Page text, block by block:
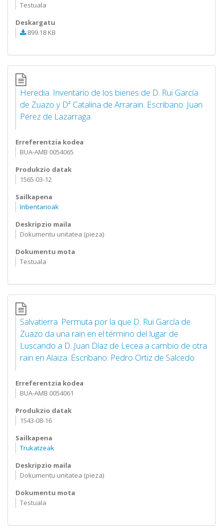
Testuala
Deskargatu
899.18 KB
Heredia. Inventario de los bienes de D. Rui García
de Zuazo y Dª Catalina de Arrarain. Escribano: Juan
Pérez de Lazarraga
Erreferentzia kodea
BUA-AMB 0054065
Produkzio datak
1565-03-12
Sailkapena
Inbentarioak
Deskripzio maila
Dokumentu unitatea (pieza)
Dokumentu mota
Testuala
Salvatierra. Permuta por la que D. Rui García de
Zuazo da una rain en el término del lugar de
Luscando a D. Juan Díaz de Lecea a cambio de otra
rain en Alaiza. Escribano: Pedro Ortiz de Salcedo
Erreferentzia kodea
BUA-AMB 0054061
Produkzio datak
1543-08-16
Sailkapena
Trukatzeak
Deskripzio maila
Dokumentu unitatea (pieza)
Dokumentu mota
Testuala